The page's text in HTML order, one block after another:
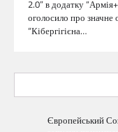
2.0” в додатку
оголосило про значне
“Кібергігієна…
Європейський